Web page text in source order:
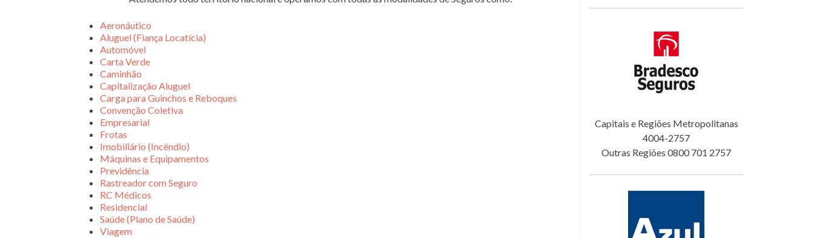
Aeronáutico
Aluguel (Fiança Locatícia)
Automóvel
Carta Verde
Caminhão
Capitalização Aluguel
Carga para Guinchos e Reboques
Convenção Coletiva
Empresarial
Frotas
Imobiliário (Incêndio)
Máquinas e Equipamentos
Previdência
Rastreador com Seguro
RC Médicos
Residencial
Saúde (Plano de Saúde)
Viagem
Capitais e Regiões Metropolitanas
4004-2757
Outras Regiões 0800 701 2757